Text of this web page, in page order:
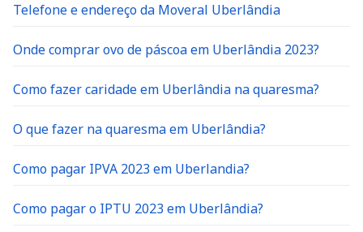
Telefone e endereço da Moveral Uberlândia
Onde comprar ovo de páscoa em Uberlândia 2023?
Como fazer caridade em Uberlândia na quaresma?
O que fazer na quaresma em Uberlândia?
Como pagar IPVA 2023 em Uberlandia?
Como pagar o IPTU 2023 em Uberlândia?